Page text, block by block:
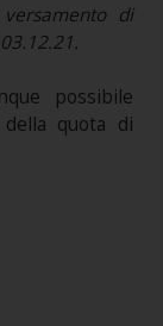
di
possibile
quota di